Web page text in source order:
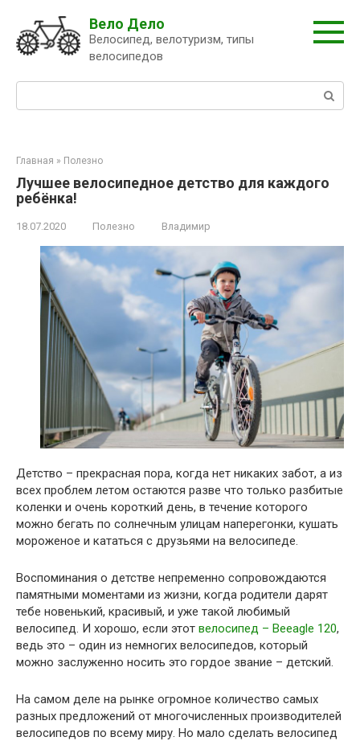
контенту
Вело Дело
Велосипед, велотуризм, типы
велосипедов
Главная » Полезно
Лучшее велосипедное детство для каждого
ребёнка!
18.07.2020 Полезно Владимир
Детство – прекрасная пора, когда нет никаких забот, а из
всех проблем летом остаются разве что только разбитые
коленки и очень короткий день, в течение которого
можно бегать по солнечным улицам наперегонки, кушать
мороженое и кататься с друзьями на велосипеде.
Воспоминания о детстве непременно сопровождаются
памятными моментами из жизни, когда родители дарят
тебе новенький, красивый, и уже такой любимый
велосипед. И хорошо, если этот велосипед – Beeagle 120,
ведь это – один из немногих велосипедов, который
можно заслуженно носить это гордое звание – детский.
На самом деле на рынке огромное количество самых
разных предложений от многочисленных производителей
велосипедов по всему миру. Но мало сделать велосипед